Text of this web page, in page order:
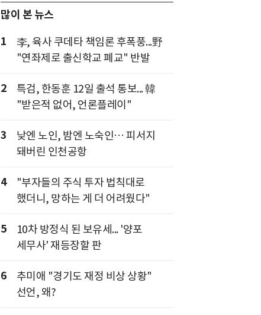
많이 본 뉴스
1
李, 육사 쿠데타 책임론 후폭풍...野
"연좌제로 출신학교 폐교" 반발
2
특검, 한동훈 12일 출석 통보... 韓
"받은적 없어, 언론플레이"
3
낮엔 노인, 밤엔 노숙인… 피서지
돼버린 인천공항
4
"부자들의 주식 투자 법칙대로
했더니, 망하는 게 더 어려웠다"
5
10차 방정식 된 보유세... '양포
세무사' 재등장할 판
6
추미애 "경기도 재정 비상 상황"
선언, 왜?